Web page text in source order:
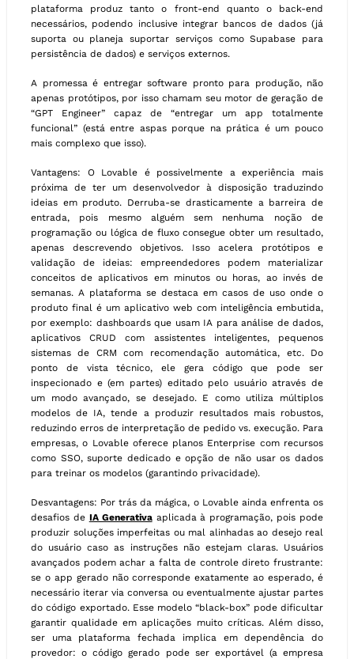
plataforma produz tanto o front-end quanto o back-end
necessários, podendo inclusive integrar bancos de dados (já
suporta ou planeja suportar serviços como Supabase para
persistência de dados) e serviços externos.
A promessa é entregar software pronto para produção, não
apenas protótipos, por isso chamam seu motor de geração de
“GPT Engineer” capaz de “entregar um app totalmente
funcional” (está entre aspas porque na prática é um pouco
mais complexo que isso).
Vantagens: O Lovable é possivelmente a experiência mais
próxima de ter um desenvolvedor à disposição traduzindo
ideias em produto. Derruba-se drasticamente a barreira de
entrada, pois mesmo alguém sem nenhuma noção de
programação ou lógica de fluxo consegue obter um resultado,
apenas descrevendo objetivos. Isso acelera protótipos e
validação de ideias: empreendedores podem materializar
conceitos de aplicativos em minutos ou horas, ao invés de
semanas. A plataforma se destaca em casos de uso onde o
produto final é um aplicativo web com inteligência embutida,
por exemplo: dashboards que usam IA para análise de dados,
aplicativos CRUD com assistentes inteligentes, pequenos
sistemas de CRM com recomendação automática, etc. Do
ponto de vista técnico, ele gera código que pode ser
inspecionado e (em partes) editado pelo usuário através de
um modo avançado, se desejado. E como utiliza múltiplos
modelos de IA, tende a produzir resultados mais robustos,
reduzindo erros de interpretação de pedido vs. execução. Para
empresas, o Lovable oferece planos Enterprise com recursos
como SSO, suporte dedicado e opção de não usar os dados
para treinar os modelos (garantindo privacidade).
Desvantagens: Por trás da mágica, o Lovable ainda enfrenta os
desafios de IA Generativaaplicada à programação, pois pode
produzir soluções imperfeitas ou mal alinhadas ao desejo real
do usuário caso as instruções não estejam claras. Usuários
avançados podem achar a falta de controle direto frustrante:
se o app gerado não corresponde exatamente ao esperado, é
necessário iterar via conversa ou eventualmente ajustar partes
do código exportado. Esse modelo “black-box” pode dificultar
garantir qualidade em aplicações muito críticas. Além disso,
ser uma plataforma fechada implica em dependência do
provedor: o código gerado pode ser exportável (a empresa